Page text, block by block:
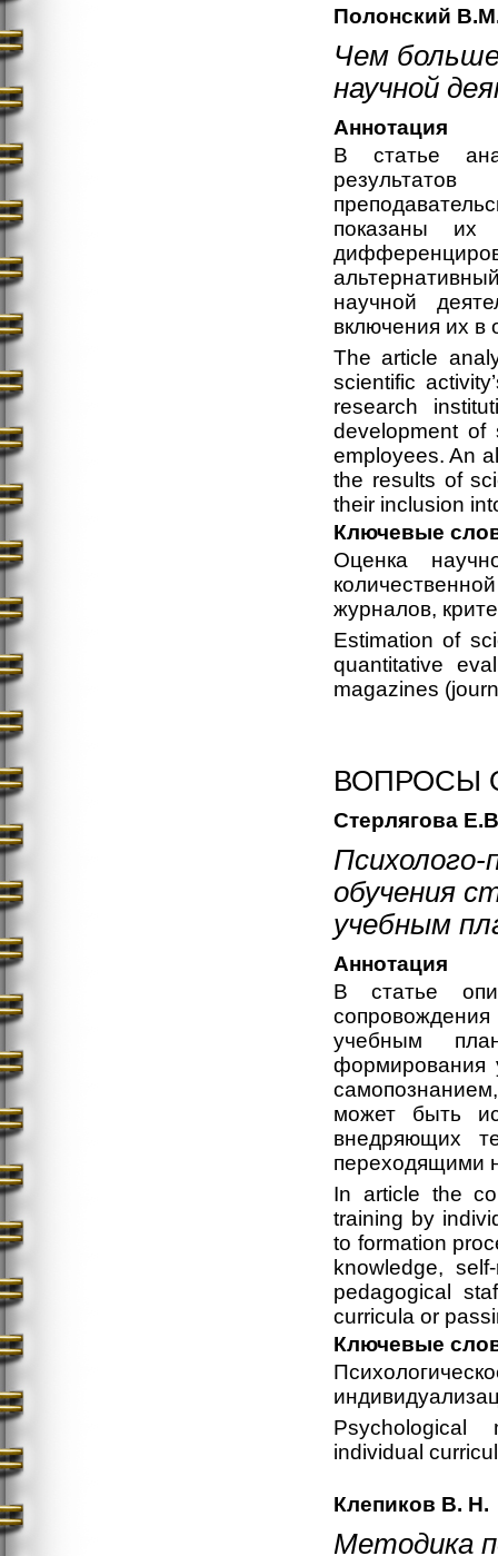
Полонский
Чем
научной
Аннотация
В статье
показаны их
научной
включения их
The article
scientific
research
development of
employees. An
the results of
their inclusion
Ключевые
Оценка
журналов,
Estimation of
quantitative
magazines
ВОПРОСЫ
Стерлягова
Психолого-
обучения
учебным
Аннотация
В статье
учебным
формирования
может быть
внедряющих
переходящими
In article the
training by
to formation
knowledge,
pedagogical
curricula or
Ключевые
Psychological
individual
Клепиков В. Н.
Методика